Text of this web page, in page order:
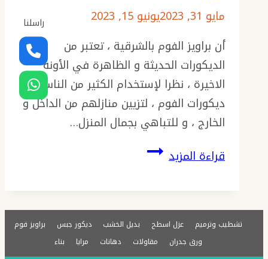
ورشة
سحاب
قابل
للطي
PVC
مايو 31, 2023
يونيو 15, 2023
أن براويز الفوم بالشرقية ، تعتبر من
الديكورات الحديثة و الظاهرة في الأونه
الاخيرة ، نظرا لإستخدام الكثير من الناس
ديكورات الفوم ، لتزيين منازلهم من الداخل و
الخارج ، و للتباهي بجمال المنزل…
قراءة المزيد فوم
ت
:
0576154945
تشطيب وترميم عزل اسطح بديل الخشب ديكور جبس
براويز فوم
ورق جدران
مقاولات دهانات مرايا بناء
راسلنا